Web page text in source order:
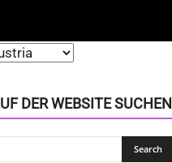
DER WEBSITE SUCHEN